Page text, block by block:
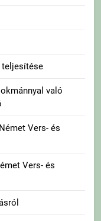
teljesítése
való
Vers- és
Vers- és